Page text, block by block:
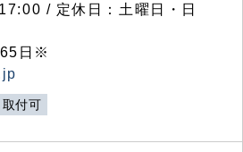
/ 定休日：土曜日・日
日※
取付可